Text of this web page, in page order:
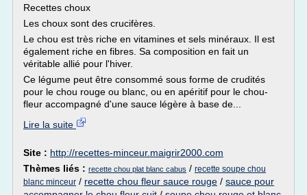
Recettes choux
Les choux sont des crucifères.
Le chou est très riche en vitamines et sels minéraux. Il est
également riche en fibres. Sa composition en fait un
véritable allié pour l'hiver.
Ce légume peut être consommé sous forme de crudités
pour le chou rouge ou blanc, ou en apéritif pour le chou-
fleur accompagné d'une sauce légère à base de...
Lire la suite
Site : http://recettes-minceur.maigrir2000.com
Thèmes liés : recette chou plat blanc cabus / recette soupe chou
blanc minceur / recette chou fleur sauce rouge / sauce pour